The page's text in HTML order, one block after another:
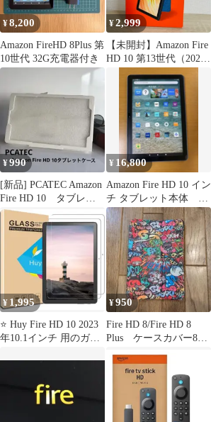
¥8,200
Amazon FireHD 8Plus 第
10世代 32G充電器付き
¥2,999
【未開封】Amazon Fire
HD 10 第13世代（2023
年モデル）純正 スリム
保護カバー ブルー
¥990
[新品] PCATEC Amazon
Fire HD 10 タブレッ
トケース
¥ 16,800
Amazon Fire HD 10 イン
チ タブレット本体 ３
２GBブラック
¥ 1,995
⭐️ Huy Fire HD 10 2023
年10.1インチ 用のガラ
¥950
Fire HD 8/Fire HD 8
Plus ケースカバー8イ
ンチ